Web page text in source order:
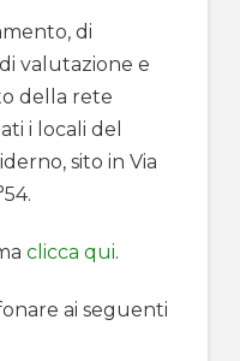
di
valutazione e
della rete
i locali del
sito in Via
clicca qui.
ai seguenti